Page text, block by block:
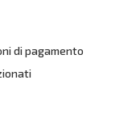
di pagamento